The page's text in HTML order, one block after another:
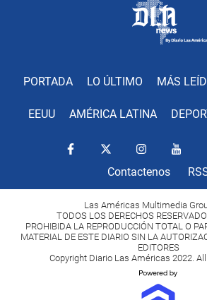
PORTADA LO ÚLTIMO MÁS
EEUU AMÉRICA LATINA
Contactenos
Las Américas Multimedia
TODOS LOS DERECHOS
PROHIBIDA LA REPRODUCCIÓN TOTAL O
MATERIAL DE ESTE DIARIO SIN LA
EDITORES
Copyright Diario Las Américas 2022.